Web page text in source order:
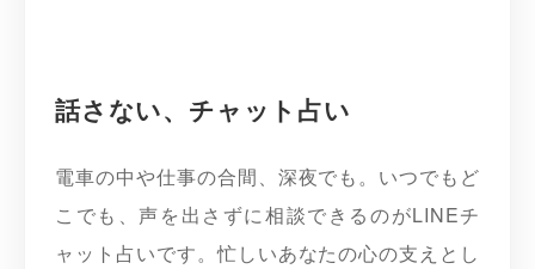
話さない、チャット占い
電車の中や仕事の合間、深夜でも。いつでもど
こでも、声を出さずに相談できるのがLINEチ
ャット占いです。忙しいあなたの心の支えとし